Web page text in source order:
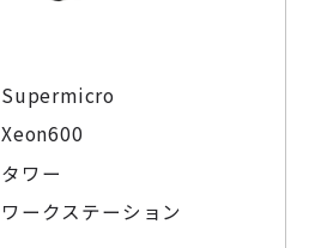
採用情報
Supermicro
Xeon600
タワー
ワークステーション